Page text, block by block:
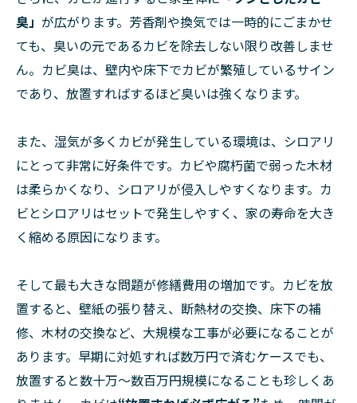
臭」 が広がります。芳香剤や換気では一時的にごまかせ
ても、臭いの元であるカビを除去しない限り改善しませ
ん。カビ臭は、壁内や床下でカビが繁殖しているサイン
であり、放置すればするほど臭いは強くなります。
また、湿気が多くカビが発生している環境は、シロアリ
にとって非常に好条件です。カビや腐朽菌で弱った木材
は柔らかくなり、シロアリが侵入しやすくなります。カ
ビとシロアリはセットで発生しやすく、家の寿命を大き
く縮める原因になります。
そして最も大きな問題が修繕費用の増加です。カビを放
置すると、壁紙の張り替え、断熱材の交換、床下の補
修、木材の交換など、大規模な工事が必要になることが
あります。早期に対処すれば数万円で済むケースでも、
放置すると数十万〜数百万円規模になることも珍しくあ